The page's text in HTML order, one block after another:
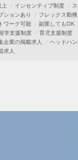
上
インセンティブ制度
ス
ションあり
フレックス勤務
ワーク可能
副業してもOK
学支援制度
育児支援制度
企業の掲載求人
ヘッドハン
求人